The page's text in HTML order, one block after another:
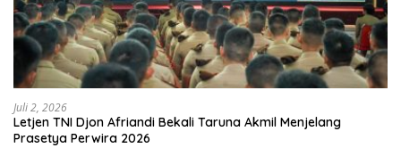
Juli 2, 2026
Letjen TNI Djon Afriandi Bekali Taruna Akmil Menjelang
Prasetya Perwira 2026